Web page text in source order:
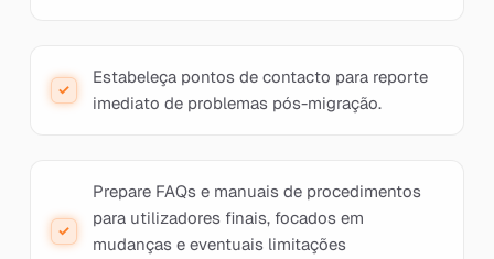
Estabeleça pontos de contacto para reporte
imediato de problemas pós-migração.
Prepare FAQs e manuais de procedimentos
para utilizadores finais, focados em
mudanças e eventuais limitações